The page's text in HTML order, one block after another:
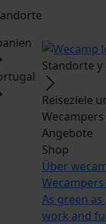
Standorte
Reiseziele
Angebote
Shop
Über
As green
work and